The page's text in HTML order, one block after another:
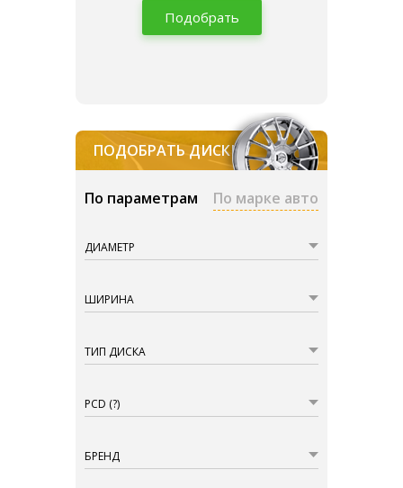
Подобрать
ПОДОБРАТЬ ДИСКИ
По параметрам По марке авто
ДИАМЕТР
ШИРИНА
ТИП ДИСКА
PCD (?)
БРЕНД